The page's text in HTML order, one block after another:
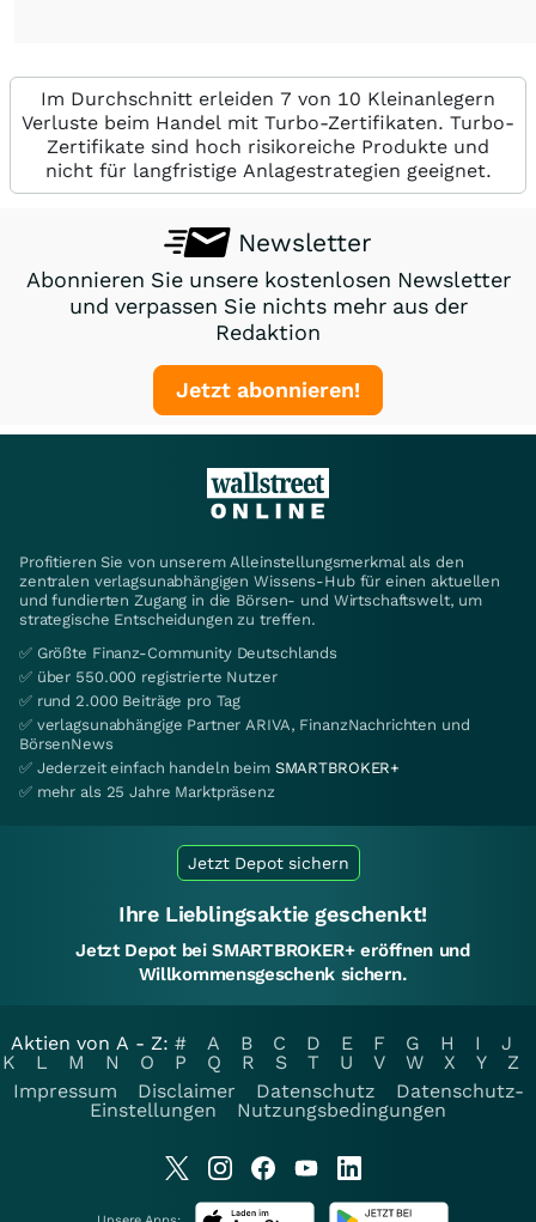
Im Durchschnitt erleiden 7 von 10 Kleinanlegern
Verluste beim Handel mit Turbo-Zertifikaten. Turbo-
Zertifikate sind hoch risikoreiche Produkte und
nicht für langfristige Anlagestrategien geeignet.
Newsletter
Abonnieren Sie unsere kostenlosen Newsletter
und verpassen Sie nichts mehr aus der
Redaktion
Jetzt abonnieren!
Profitieren Sie von unserem Alleinstellungsmerkmal als den
zentralen verlagsunabhängigen Wissens-Hub für einen aktuellen
und fundierten Zugang in die Börsen- und Wirtschaftswelt, um
strategische Entscheidungen zu treffen.
✅ Größte Finanz-Community Deutschlands
✅ über 550.000 registrierte Nutzer
✅ rund 2.000 Beiträge pro Tag
✅ verlagsunabhängige Partner ARIVA, FinanzNachrichten und
BörsenNews
✅ Jederzeit einfach handeln beim SMARTBROKER+
✅ mehr als 25 Jahre Marktpräsenz
Jetzt Depot sichern
Ihre Lieblingsaktie geschenkt!
Jetzt Depot bei SMARTBROKER+ eröffnen und
Willkommensgeschenk sichern.
Aktien von A - Z: # A B C D E F G H I
J
K
L M N O P Q R S T U V W X Y
Z
Impressum
Disclaimer Datenschutz
Datenschutz-
Einstellungen
Nutzungsbedingungen